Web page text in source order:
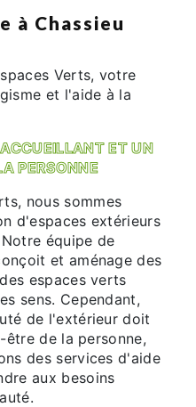
à Chassieu
Verts, votre
et l'aide à la
ET UN
PERSONNE
nous sommes
d'espaces extérieurs
équipe de
et aménage des
espaces verts
sens. Cependant,
de l'extérieur doit
de la personne,
des services d'aide
aux besoins